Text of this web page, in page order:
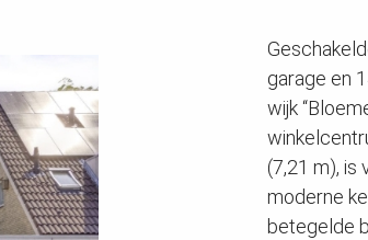
garage en
wijk
(7,21 m), is
moderne
betegelde